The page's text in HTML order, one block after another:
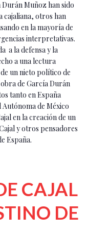
Muñoz han sido
otros han
en la mayoría de
interpretativas.
a la defensa y la
a una lectura
un nieto político de
de García Durán
tanto en España
de México
en la creación de un
y otros pensadores
España.
CAJAL
DE